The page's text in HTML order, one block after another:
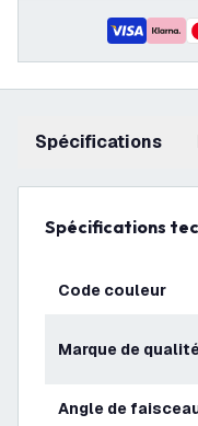
Spécifications
Spécifications
Code couleur
Marque de qualité
Angle de